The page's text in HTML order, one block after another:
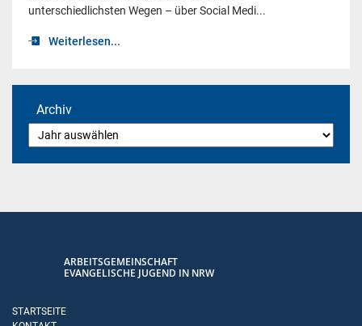
unterschiedlichsten Wegen – über Social Medi...
Weiterlesen...
Archiv
ARBEITSGEMEINSCHAFT
EVANGELISCHE JUGEND IN NRW
STARTSEITE